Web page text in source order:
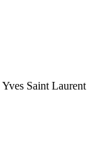
Yves Saint Laurent